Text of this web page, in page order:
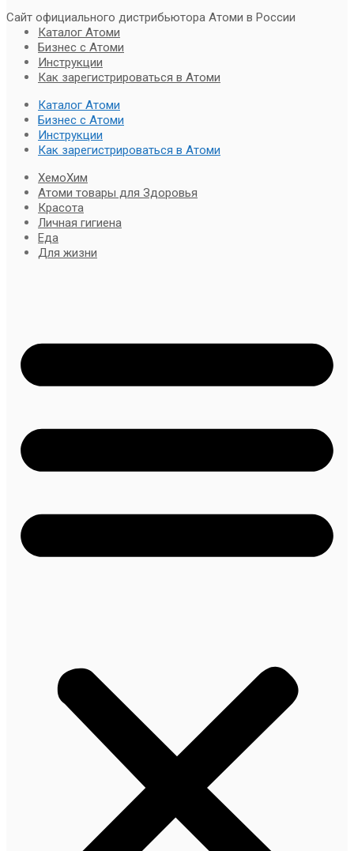
Сайт официального дистрибьютора Атоми в России
Каталог Атоми
Бизнес с Атоми
Инструкции
Как зарегистрироваться в Атоми
Каталог Атоми
Бизнес с Атоми
Инструкции
Как зарегистрироваться в Атоми
ХемоХим
Атоми товары для Здоровья
Красота
Личная гигиена
Еда
Для жизни